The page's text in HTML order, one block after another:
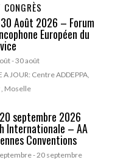
CONGRÈS
Août 2026 – Forum
Européen du
-30 août
A JOUR: Centre ADDEPPA,
, Moselle
septembre 2026
Internationale – AA
Conventions
-20 septembre